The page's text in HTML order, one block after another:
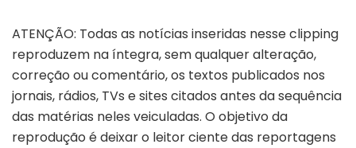
ATENÇÃO: Todas as notícias inseridas nesse clipping
reproduzem na íntegra, sem qualquer alteração,
correção ou comentário, os textos publicados nos
jornais, rádios, TVs e sites citados antes da sequência
das matérias neles veiculadas. O objetivo da
reprodução é deixar o leitor ciente das reportagens